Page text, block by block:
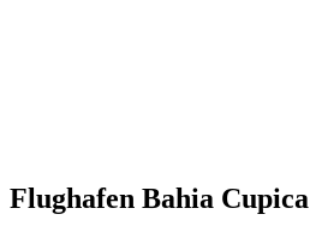
Flughafen Bahia Cupica